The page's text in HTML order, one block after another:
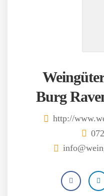
Burg
http://